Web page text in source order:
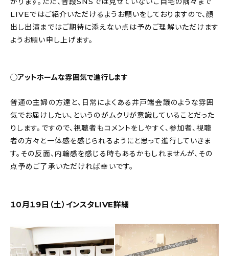
LIVEではご紹介いただけるようお願いをしておりますので、顔
出し出演まではご期待に添えない点は予めご理解いただけます
ようお願い申し上げます。
◯アットホームな雰囲気で進行します
普通の主婦の方達と、日常によくある井戸端会議のような雰囲
気でお届けしたい、というのがムクリが意識していることだった
りします。ですので、視聴者もコメントをしやすく、参加者、視聴
者の方々と一体感を感じられるようにと思って進行していきま
す。その反面、内輪感を感じる時もあるかもしれませんが、その
点予めご了承いただければ幸いです。
１０月１９日（土）インスタLIVE詳細